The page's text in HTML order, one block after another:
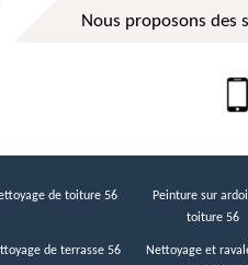
Nous proposons
de toiture 56
Peinture sur
toiture 56
de terrasse 56
Nettoyage et